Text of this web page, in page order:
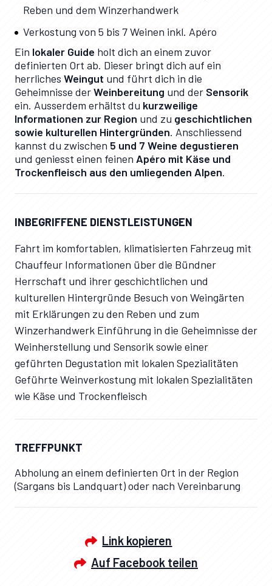
Reben und dem Winzerhandwerk
Verkostung von 5 bis 7 Weinen inkl. Apéro
Ein lokaler Guide holt dich an einem zuvor
definierten Ort ab. Dieser bringt dich auf ein
herrliches Weingut und führt dich in die
Geheimnisse derWeinbereitung und der Sensorik
ein. Ausserdem erhältst du kurzweilige
Informationen zur Region und zu geschichtlichen
sowie kulturellen Hintergründen. Anschliessend
kannst du zwischen 5 und 7 Weine degustieren
und geniesst einen feinen Apéro mit Käse und
Trockenfleisch aus den umliegenden Alpen.
INBEGRIFFENE DIENSTLEISTUNGEN
Fahrt im komfortablen, klimatisierten Fahrzeug mit
Chauffeur Informationen über die Bündner
Herrschaft und ihrer geschichtlichen und
kulturellen Hintergründe Besuch von Weingärten
mit Erklärungen zu den Reben und zum
Winzerhandwerk Einführung in die Geheimnisse der
Weinherstellung und Sensorik sowie einer
geführten Degustation mit lokalen Spezialitäten
Geführte Weinverkostung mit lokalen Spezialitäten
wie Käse und Trockenfleisch
TREFFPUNKT
Abholung an einem definierten Ort in der Region
(Sargans bis Landquart) oder nach Vereinbarung
Link kopieren
Auf Facebook teilen